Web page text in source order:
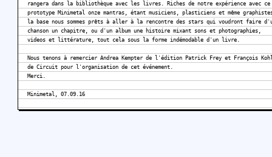
rangera dans la bibliothèque avec les livres. Riches de notre expérience avec ce
prototype Minimetal onze mantras, étant musiciens, plasticiens et même
la base nous sommes prêts à aller à la rencontre des stars qui voudront faire
chanson un chapitre, ou d'un album une histoire mixant sons et photographies,
videos et littérature, tout cela sous la forme indémodable d'un livre.
Nous tenons à remercier Andrea Kempter de l'édition Patrick Frey et François
de Circuit pour l'organisation de cet événement.
Merci.
Minimetal, 07.09.16